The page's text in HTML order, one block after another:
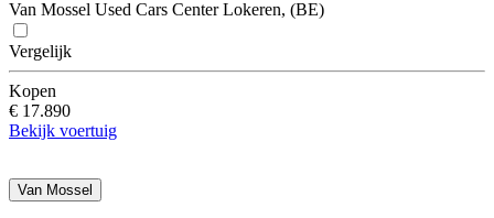
Van Mossel Used Cars Center Lokeren, (BE)
Vergelijk
Kopen
€ 17.890
Bekijk voertuig
Van Mossel